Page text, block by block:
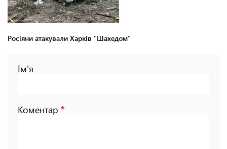
Росіяни атакували Харків "Шахедом"
Ім'я
Коментар